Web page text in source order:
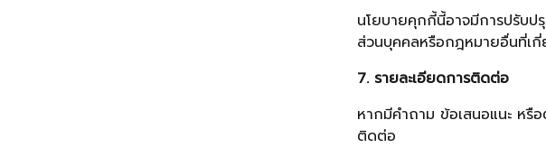
นโยบายคุกกี้นี้อาจมีการปรับป
ส่วนบุคคลหรือกฎหมายอื่นที่เกี่
7. รายละเอียดการติดต่อ
หากมีคำถาม ข้อเสนอแนะ หรื
ติดต่อ